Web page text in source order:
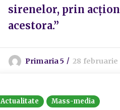
sirenelor, prin
acestora.”
Primaria 5 28 februarie
Actualitate Mass-media